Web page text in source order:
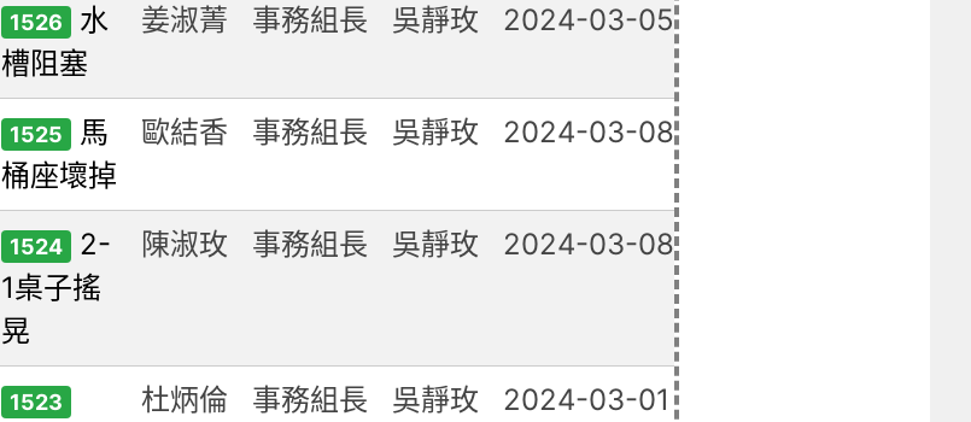
1526
水
槽阻塞
姜淑菁 事務組長 吳靜玫 2024-03-05
1525
馬
桶座壞掉
歐結香 事務組長 吳靜玫 2024-03-08
1524
2-
1桌子搖
晃
陳淑玫 事務組長 吳靜玫 2024-03-08
1523 杜炳倫 事務組長 吳靜玫 2024-03-01